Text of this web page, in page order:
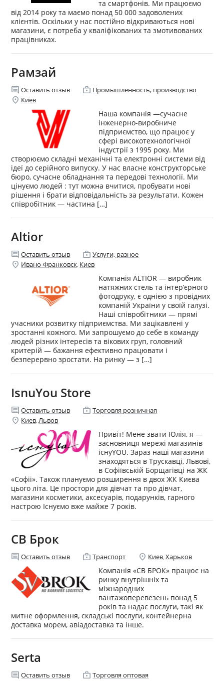
та смартфонів. Ми працюємо
від 2014 року та маємо понад 50 000 задоволених
клієнтів. Оскільки у нас постійно відкриваються нові
магазини, є потреба у кваліфікованих та змотивованих
працівниках.
Рамзай
comment Оставить отзыв enterprise Промышленность, производство
location_on Киев
Наша компанія —сучасне
інженерно-виробниче
підприємство, що працює у
сфері високотехнологічної
індустрії з 1995 року. Ми
створюємо складні механічні та електронні системи від
ідеї до серійного випуску. У нас власне конструкторське
бюро, сучасне обладнання та передові технології. Ми
цінуємо людей : тут можна вчитися, пробувати нові
рішення і брати відповідальність за результати. Кожен
співробітник — частина […]
Altior
comment Оставить отзыв enterprise Услуги, разное
location_on Ивано-Франковск, Киев
Компанія ALTIOR — виробник
натяжних стель та інтер’єрного
фотодруку, є однією з провідних
компаній України у своїй галузі.
Наші співробітники — прямі
учасники розвитку підприємства. Ми зацікавлені у
зростанні кожного. Ми запрошуємо до себе в команду
людей різних інтересів та вікових груп, головний
критерій — бажання ефективно працювати і
безперервно зростати. На ринку — з […]
IsnuYou Store
comment Оставить отзыв enterprise Торговля розничная
location_on Киев Львов
Привіт! Мене звати Юлія, я —
засновниця мережі магазинів
існуYOU. Зараз наші магазини
знаходяться в Трускавці, Львові,
в Софіївській Борщагівці на ЖК
«Софіі». Також плануємо розширення в двох ЖК Києва
цього літа. Це простори для дівчат та про дівчат,
магазини косметики, аксесуарів, подарунків, гарного
настрою Існуємо вже майже 7 років.
СВ Брок
comment Оставить отзыв enterprise Транспорт location_on Киев,Харьков
Компанія «СВ БРОК» працює на
ринку внутрішніх та
міжнародних
вантажоперевезень понад 5
років та надає послуги, такі як
митне оформлення, складські послуги, контейнерна
доставка морем, авіадоставка та інше.
Serta
comment Оставить отзыв enterprise Торговля оптовая